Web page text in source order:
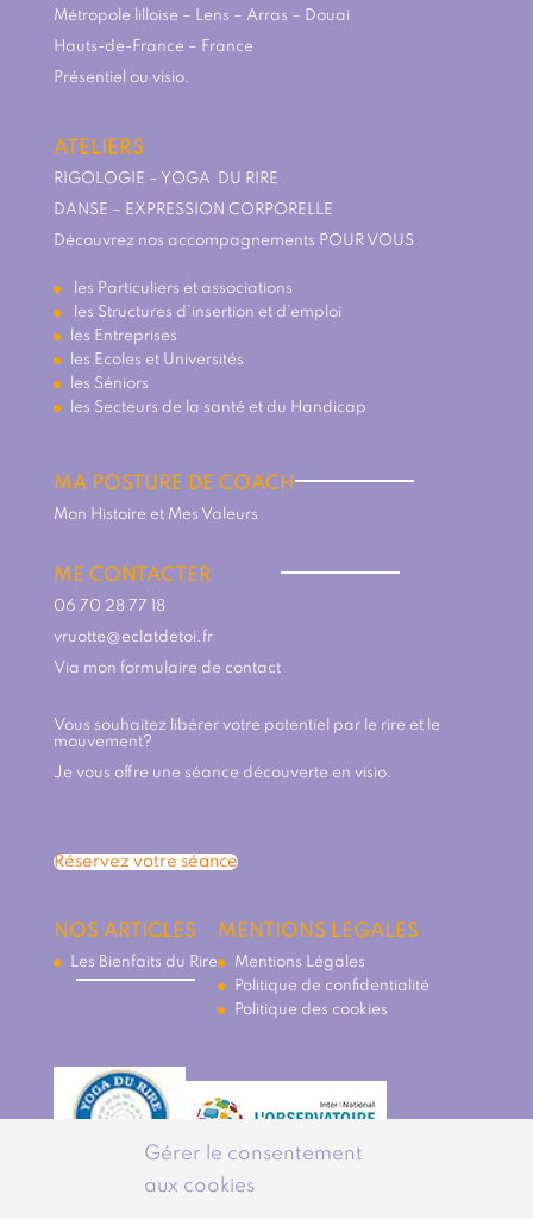
Gérer le consentement
aux cookies
Métropole lilloise – Lens – Arras – Douai
Hauts-de-France – France
Présentiel ou visio.
ATELIERS
RIGOLOGIE – YOGA DU RIRE
DANSE – EXPRESSION CORPORELLE
Découvrez nos accompagnements POUR VOUS
les Particuliers et associations
les Structures d’insertion et d’emploi
les Entreprises
les Ecoles et Universités
les Séniors
les Secteurs de la santé et du Handicap
MA POSTURE DE COACH
Mon Histoire et Mes Valeurs
ME CONTACTER
06 70 28 77 18
vruotte@eclatdetoi.fr
Via mon formulaire de contact
Vous souhaitez libérer votre potentiel par le rire et le
mouvement?
Je vous offre une séance découverte en visio.
Réservez votre séance
NOS ARTICLES
Les Bienfaits du Rire
MENTIONS LEGALES
Mentions Légales
Politique de confidentialité
Politique des cookies